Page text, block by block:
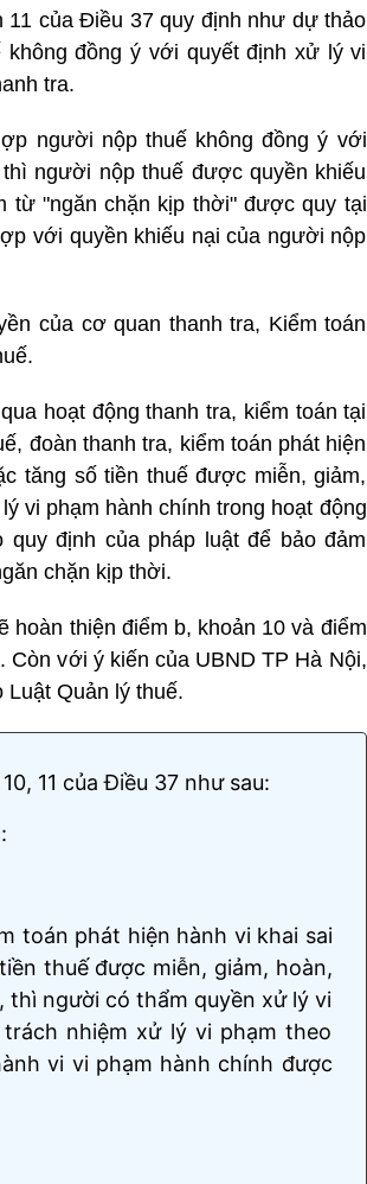
11 của Điều 37 quy định như dự thảo
đồng ý với quyết định xử lý vi
tra.
người nộp thuế không đồng ý với
người nộp thuế được quyền khiếu
từ "ngăn chặn kịp thời" được quy tại
với quyền khiếu nại của người nộp
của cơ quan thanh tra, Kiểm toán
hoạt động thanh tra, kiểm toán tại
đoàn thanh tra, kiểm toán phát hiện
tăng số tiền thuế được miễn, giảm,
vi phạm hành chính trong hoạt động
định của pháp luật để bảo đảm
chặn kịp thời.
hoàn thiện điểm b, khoản 10 và điểm
Còn với ý kiến của UBND TP Hà Nội,
Luật Quản lý thuế.
11 của Điều 37 như sau:
toán phát hiện hành vi khai sai
thuế được miễn, giảm, hoàn,
thì người có thẩm quyền xử lý vi
nhiệm xử lý vi phạm theo
vi vi phạm hành chính được